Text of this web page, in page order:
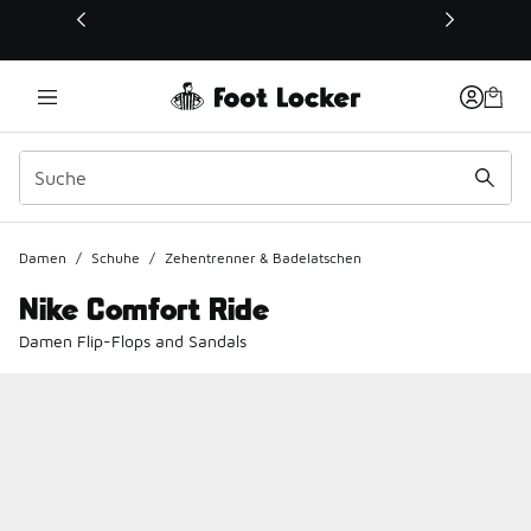
Dieser Link öffnet sich in einem neuen Fenster
Damen / Schuhe / Zehentrenner & Badelatschen
Nike Comfort Ride
Damen Flip-Flops and Sandals